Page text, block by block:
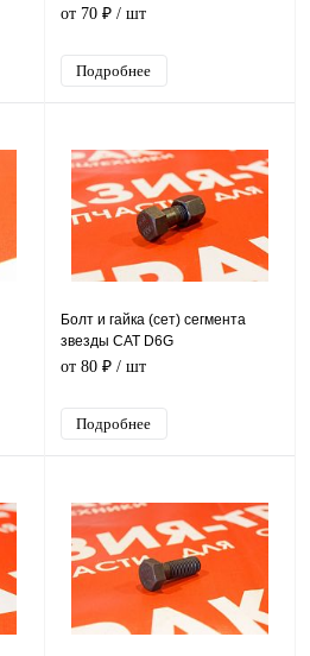
от 70 ₽/ шт
Подробнее
Болт и гайка (сет) сегмента
звезды CAT D6G
от 80 ₽/ шт
Подробнее